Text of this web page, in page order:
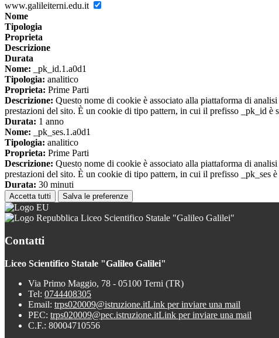
www.galileiterni.edu.it
Nome
Tipologia
Proprieta
Descrizione
Durata
Nome: _pk_id.1.a0d1
Tipologia: analitico
Proprieta: Prime Parti
Descrizione: Questo nome di cookie è associato alla piattaforma di
prestazioni del sito. È un cookie di tipo pattern, in cui il prefisso _pk_id è
Durata: 1 anno
Nome: _pk_ses.1.a0d1
Tipologia: analitico
Proprieta: Prime Parti
Descrizione: Questo nome di cookie è associato alla piattaforma di
prestazioni del sito. È un cookie di tipo pattern, in cui il prefisso _pk_ses
Durata: 30 minuti
Accetta tutti Salva le preferenze
Liceo Scientifico Statale "Galileo Galilei"
Contatti
Liceo Scientifico Statale "Galileo Galilei"
Via Primo Maggio, 78 - 05100 Terni (TR)
Tel: 0744408305
Email: trps020009@istruzione.itLink per inviare una mail
PEC: trps020009@pec.istruzione.itLink per inviare una mail
C.F.: 80004710556